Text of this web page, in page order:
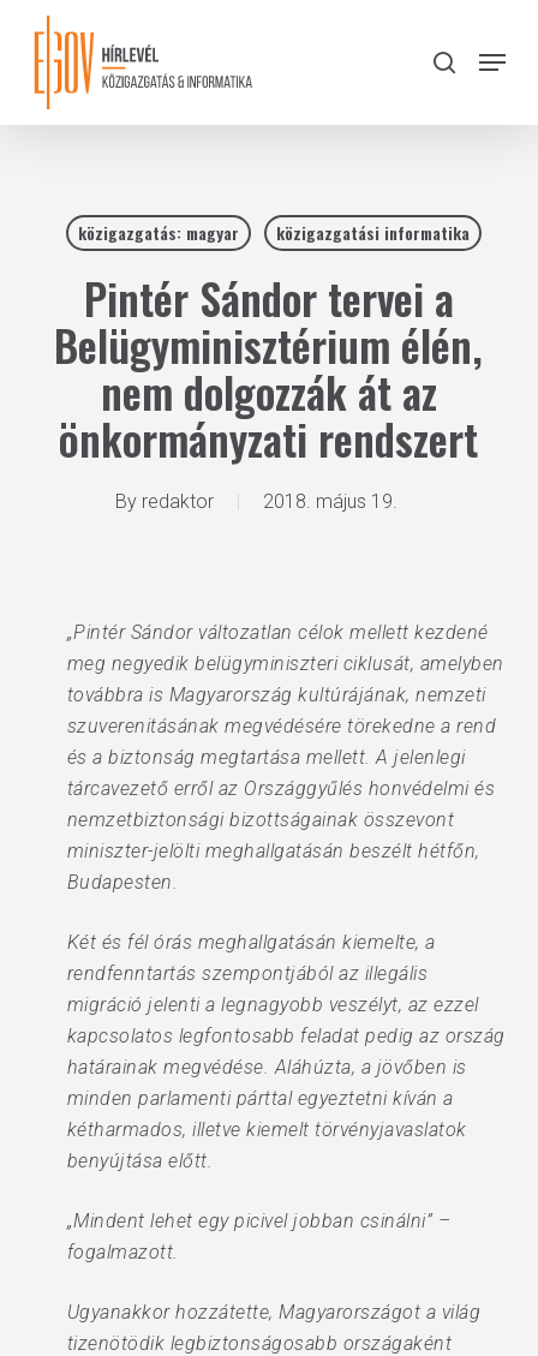
content
search
Menu
közigazgatás: magyar közigazgatási informatika
Pintér Sándor tervei a
Belügyminisztérium élén,
nem dolgozzák át az
önkormányzati rendszert
By redaktor 2018. május 19.
„Pintér Sándor változatlan célok mellett kezdené
meg negyedik belügyminiszteri ciklusát, amelyben
továbbra is Magyarország kultúrájának, nemzeti
szuverenitásának megvédésére törekedne a rend
és a biztonság megtartása mellett. A jelenlegi
tárcavezető erről az Országgyűlés honvédelmi és
nemzetbiztonsági bizottságainak összevont
miniszter-jelölti meghallgatásán beszélt hétfőn,
Budapesten.
Két és fél órás meghallgatásán kiemelte, a
rendfenntartás szempontjából az illegális
migráció jelenti a legnagyobb veszélyt, az ezzel
kapcsolatos legfontosabb feladat pedig az ország
határainak megvédése. Aláhúzta, a jövőben is
minden parlamenti párttal egyeztetni kíván a
kétharmados, illetve kiemelt törvényjavaslatok
benyújtása előtt.
„Mindent lehet egy picivel jobban csinálni” –
fogalmazott.
Ugyanakkor hozzátette, Magyarországot a világ
tizenötödik legbiztonságosabb országaként
Close